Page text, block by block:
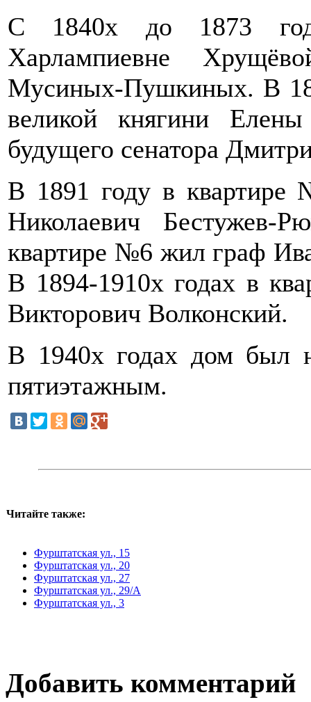
С 1840х до 1873
Харлампиевне
Мусиных-Пушкиных. В
великой княгини
будущего сенатора
В 1891 году в квартире
Николаевич
квартире №6 жил граф
В 1894-1910х годах в
Викторович Волконский.
В 1940х годах дом был
пятиэтажным.
Читайте также:
Фурштатская ул., 15
Фурштатская ул., 20
Фурштатская ул., 27
Фурштатская ул., 29/А
Фурштатская ул., 3
Добавить комментарий